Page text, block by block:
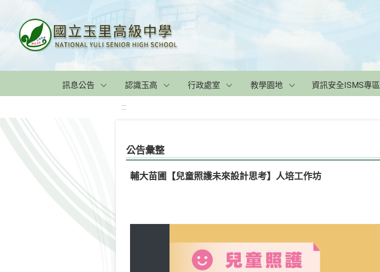
訊息公告 認識玉高 行政處室 教學園地 資訊安全ISMS專區
:::
公告彙整
輔大苗圃【兒童照護未來設計思考】人培工作坊